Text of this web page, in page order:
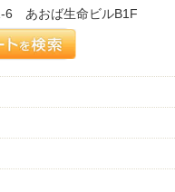
6 あおば生命ビルB1F